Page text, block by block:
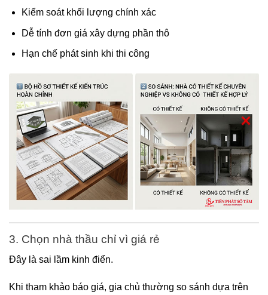
Kiểm soát khối lượng chính xác
Dễ tính đơn giá xây dựng phần thô
Hạn chế phát sinh khi thi công
3. Chọn nhà thầu chỉ vì giá rẻ
Đây là sai lầm kinh điển.
Khi tham khảo báo giá, gia chủ thường so sánh dựa trên